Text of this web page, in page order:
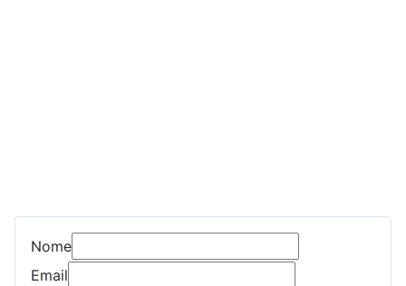
Nome
Email